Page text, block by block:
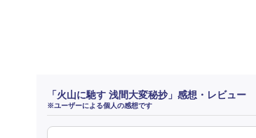
「火山に馳す 浅間大変秘抄」感想・レビュー
※ユーザーによる個人の感想です